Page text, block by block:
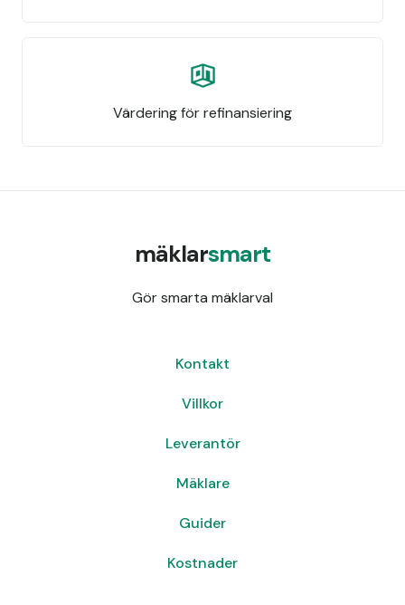
Värdering för refinansiering
mäklarsmart
Gör smarta mäklarval
Kontakt
Villkor
Leverantör
Mäklare
Guider
Kostnader